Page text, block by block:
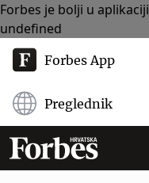
Forbes je bolji u aplikaciji
undefined
Forbes App
Preglednik